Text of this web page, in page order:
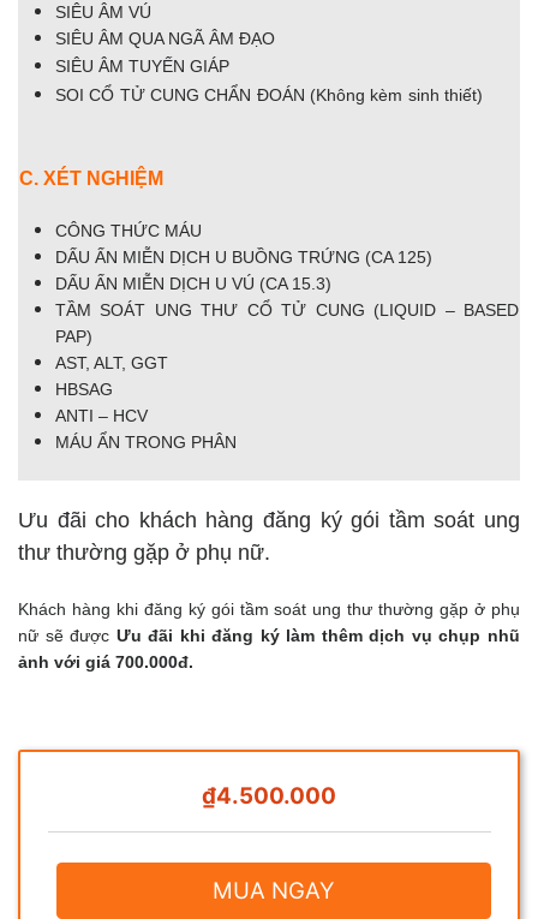
SIÊU ÂM VÚ
SIÊU ÂM QUA NGÃ ÂM ĐẠO
SIÊU ÂM TUYẾN GIÁP
SOI CỔ TỬ CUNG CHẨN ĐOÁN (Không kèm sinh thiết)
C. XÉT NGHIỆM
CÔNG THỨC MÁU
DẤU ẤN MIỄN DỊCH U BUỒNG TRỨNG (CA 125)
DẤU ẤN MIỄN DỊCH U VÚ (CA 15.3)
TẦM SOÁT UNG THƯ CỔ TỬ CUNG (LIQUID – BASED
PAP)
AST, ALT, GGT
HBSAG
ANTI – HCV
MÁU ẨN TRONG PHÂN
Ưu đãi cho khách hàng đăng ký gói tầm soát ung
thư thường gặp ở phụ nữ.
Khách hàng khi đăng ký gói tầm soát ung thư thường gặp ở phụ
nữ sẽ được Ưu đãi khi đăng ký làm thêm dịch vụ chụp nhũ
ảnh với giá 700.000đ.
₫4.500.000
MUA NGAY